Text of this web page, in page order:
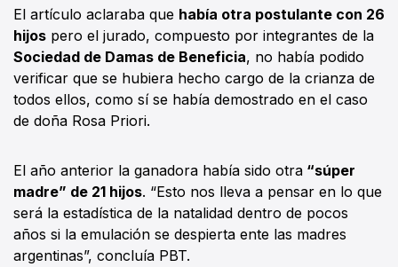
El artículo aclaraba que había otra postulante con 26
hijos pero el jurado, compuesto por integrantes de la
Sociedad de Damas de Beneficia, no había podido
verificar que se hubiera hecho cargo de la crianza de
todos ellos, como sí se había demostrado en el caso
de doña Rosa Priori.
El año anterior la ganadora había sido otra “súper
madre” de 21 hijos. “Esto nos lleva a pensar en lo que
será la estadística de la natalidad dentro de pocos
años si la emulación se despierta ente las madres
argentinas”, concluía PBT.